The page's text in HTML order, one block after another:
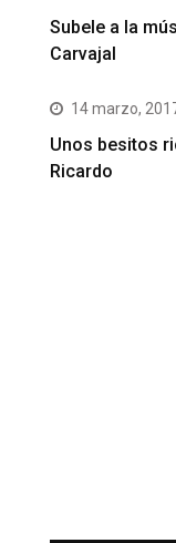
Subele a la
Carvajal
14 marzo,
Unos besitos
Ricardo